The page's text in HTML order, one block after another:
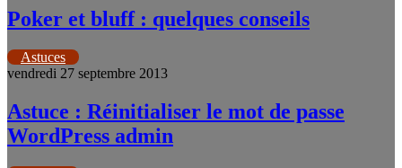
Poker et bluff : quelques conseils
Astuces
vendredi 27 septembre 2013
Astuce : Réinitialiser le mot de passe
WordPress admin